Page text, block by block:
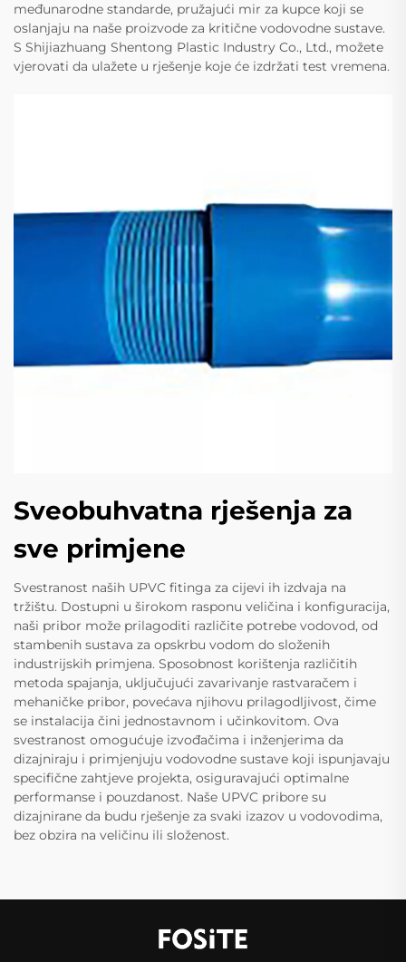
međunarodne standarde, pružajući mir za kupce koji se
oslanjaju na naše proizvode za kritične vodovodne sustave.
S Shijiazhuang Shentong Plastic Industry Co., Ltd., možete
vjerovati da ulažete u rješenje koje će izdržati test vremena.
Sveobuhvatna rješenja za
sve primjene
Svestranost naših UPVC fitinga za cijevi ih izdvaja na
tržištu. Dostupni u širokom rasponu veličina i konfiguracija,
naši pribor može prilagoditi različite potrebe vodovod, od
stambenih sustava za opskrbu vodom do složenih
industrijskih primjena. Sposobnost korištenja različitih
metoda spajanja, uključujući zavarivanje rastvaračem i
mehaničke pribor, povećava njihovu prilagodljivost, čime
se instalacija čini jednostavnom i učinkovitom. Ova
svestranost omogućuje izvođačima i inženjerima da
dizajniraju i primjenjuju vodovodne sustave koji ispunjavaju
specifične zahtjeve projekta, osiguravajući optimalne
performanse i pouzdanost. Naše UPVC pribore su
dizajnirane da budu rješenje za svaki izazov u vodovodima,
bez obzira na veličinu ili složenost.